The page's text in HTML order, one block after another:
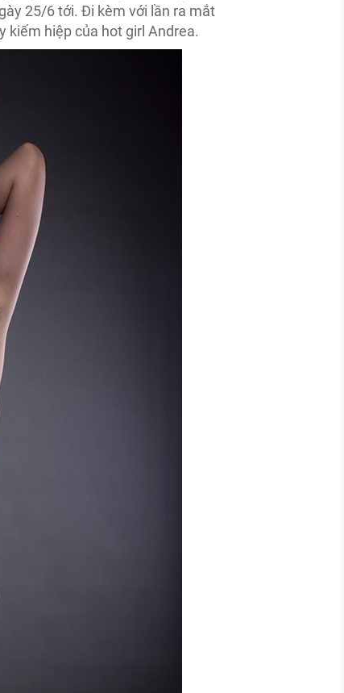
25/6 tới. Đi kèm với lần ra mắt
kiếm hiệp của hot girl Andrea.